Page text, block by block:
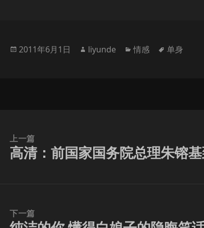
发
2011年6月1日
作
liyunde
分
情感
标
单身
上一篇
上
高清：前国家国务院总理朱镕
下一篇